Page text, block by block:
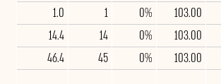
103.00
0%
1
1.0
103.00
0%
14
14.4
103.00
0%
45
46.4